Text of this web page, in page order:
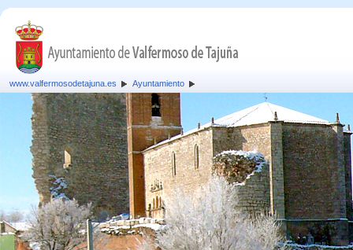
www.valfermosodetajuna.es Ayuntamiento